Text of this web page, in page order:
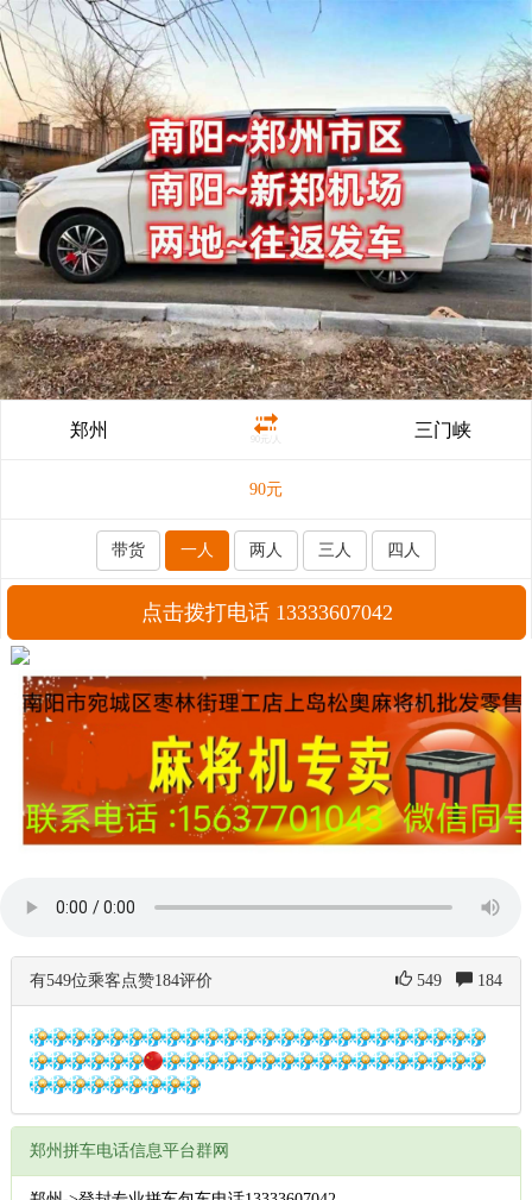
郑州 90元/人 三门峡
90元
带货 一人 两人 三人 四人
点击拨打电话 13333607042
有549位乘客点赞184评价 549 184
郑州拼车电话信息平台群网